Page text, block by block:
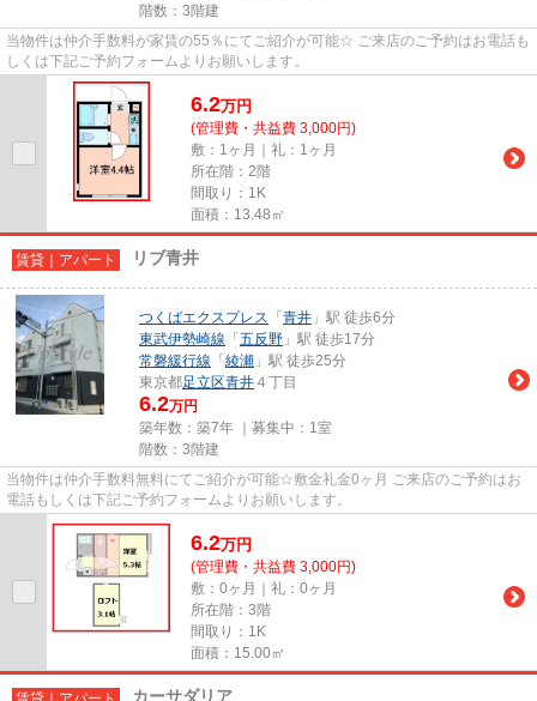
階数：3階建
当物件は仲介手数料が家賃の55％にてご紹介が可能☆ ご来店のご予約はお電話も
しくは下記ご予約フォームよりお願いします。
6.2万円
(管理費・共益費 3,000円)
敷：1ヶ月｜礼：1ヶ月
所在階：2階
間取り：1K
面積：13.48㎡
賃貸｜アパート リブ青井
つくばエクスプレス 「 青井 」駅 徒歩6分
東武伊勢崎線 「 五反野 」駅 徒歩17分
常磐緩行線 「 綾瀬 」駅 徒歩25分
東京都足立区青井 ４丁目
6.2万円
築年数：築7年 ｜募集中： 1室
階数：3階建
当物件は仲介手数料無料にてご紹介が可能☆敷金礼金0ヶ月 ご来店のご予約はお
電話もしくは下記ご予約フォームよりお願いします。
6.2万円
(管理費・共益費 3,000円)
敷：0ヶ月｜礼：0ヶ月
所在階：3階
間取り：1K
面積：15.00㎡
カーサダリア